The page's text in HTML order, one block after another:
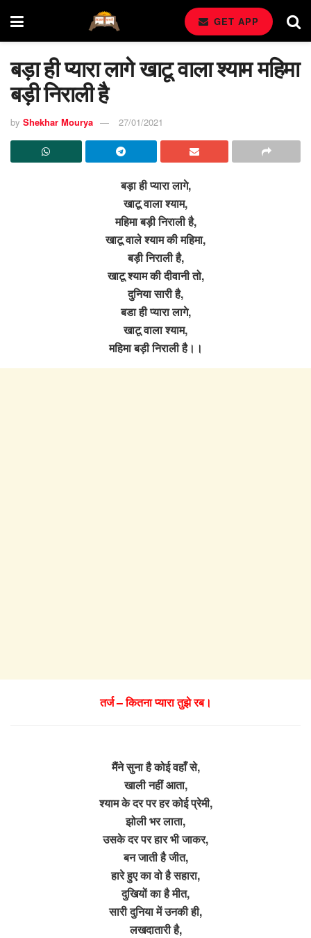
GET APP
बड़ा ही प्यारा लागे खाटू वाला श्याम महिमा
बड़ी निराली है
by Shekhar Mourya 27/01/2021
बड़ा ही प्यारा लागे,
खाटू वाला श्याम,
महिमा बड़ी निराली है,
खाटू वाले श्याम की महिमा,
बड़ी निराली है,
खाटू श्याम की दीवानी तो,
दुनिया सारी है,
बडा ही प्यारा लागे,
खाटू वाला श्याम,
महिमा बड़ी निराली है।।
तर्ज – कितना प्यारा तुझे रब।
मैंने सुना है कोई वहाँ से,
खाली नहीं आता,
श्याम के दर पर हर कोई प्रेमी,
झोली भर लाता,
उसके दर पर हार भी जाकर,
बन जाती है जीत,
हारे हुए का वो है सहारा,
दुखियों का है मीत,
सारी दुनिया में उनकी ही,
लखदातारी है,